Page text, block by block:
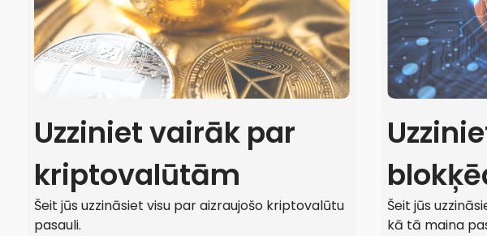
Uzziniet vairāk par
kriptovalūtām
Šeit jūs uzzināsiet visu par aizraujošo kriptovalūtu
pasauli.
Šeit jūs
kā tā maina